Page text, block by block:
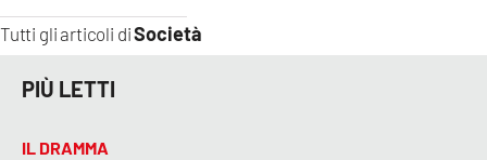
Tutti gli articoli diSocietà
PIÙ LETTI
IL DRAMMA